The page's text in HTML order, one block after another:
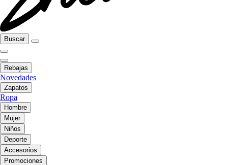
Buscar
Rebajas
Novedades
Zapatos
Ropa
Hombre
Mujer
Niños
Deporte
Accesorios
Promociones